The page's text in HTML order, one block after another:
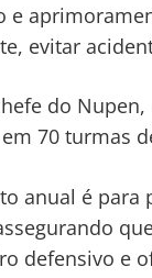
e
evitar
do
70 turmas
anual é
defensivo e